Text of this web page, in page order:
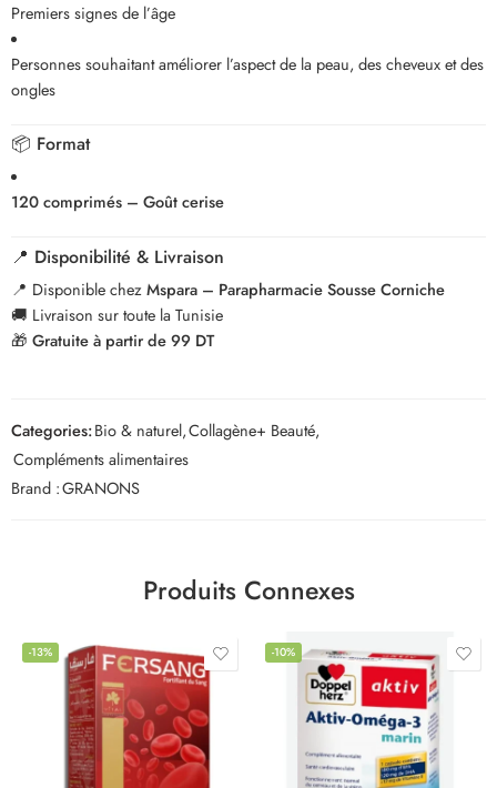
Premiers signes de l’âge
Personnes souhaitant améliorer l’aspect de la peau, des cheveux et des
ongles
📦 Format
120 comprimés – Goût cerise
📍 Disponibilité & Livraison
📍 Disponible chezMspara – Parapharmacie Sousse Corniche
🚚 Livraison sur toute la Tunisie
🎁 Gratuite à partir de 99 DT
Categories:Bio & naturel,Collagène+ Beauté,
Compléments alimentaires
Brand :GRANONS
Produits Connexes
-13% -10%